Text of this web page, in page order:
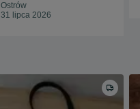
Ostrów
31 lipca 2026